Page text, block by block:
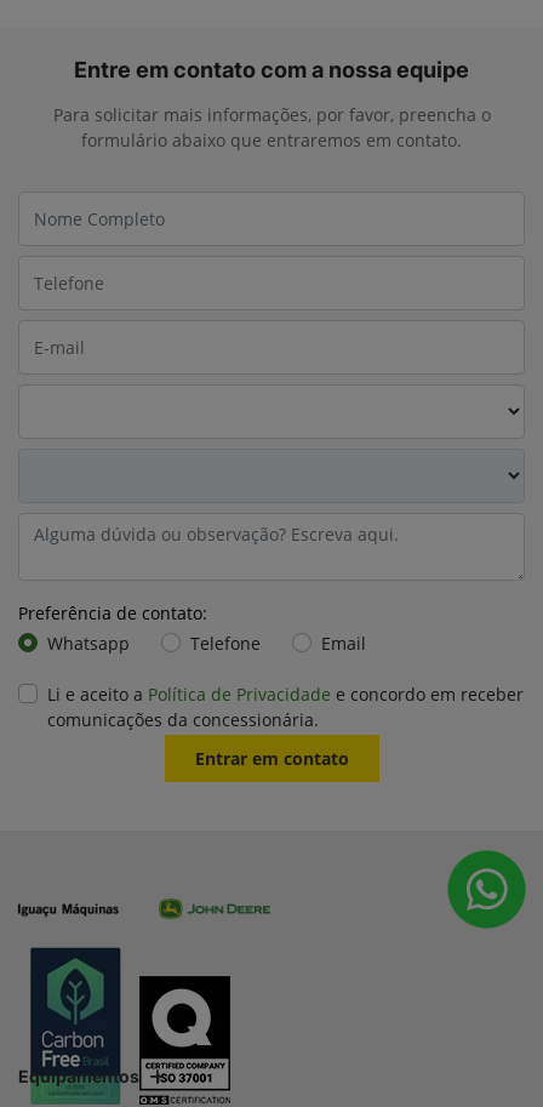
Entre em contato com a nossa equipe
Para solicitar mais informações, por favor, preencha o
formulário abaixo que entraremos em contato.
Preferência de contato:
Whatsapp
Telefone Email
Li e aceito a Política de Privacidade e concordo em receber
comunicações da concessionária.
Entrar em contato
Equipamentos